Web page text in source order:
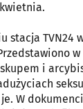
stacja TVN24
i
W